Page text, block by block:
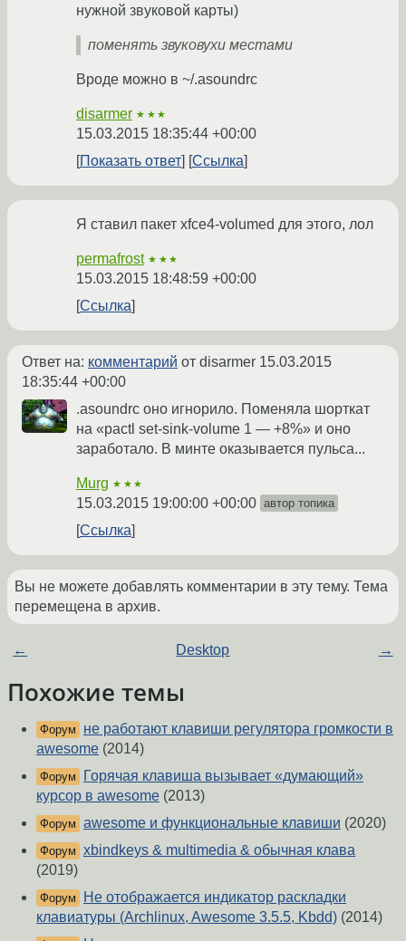
нужной звуковой карты)
поменять звуковухи местами
Вроде можно в ~/.asoundrc
disarmer ★★★
15.03.2015 18:35:44 +00:00
Показать ответ
Ссылка
Я ставил пакет xfce4-volumed для этого, лол
permafrost ★★★
15.03.2015 18:48:59 +00:00
Ссылка
Ответ на: комментарий от disarmer 15.03.2015
18:35:44 +00:00
.asoundrc оно игнорило. Поменяла шорткат
на «pactl set-sink-volume 1 — +8%» и оно
заработало. В минте оказывается пульса...
Murg ★★★
15.03.2015 19:00:00 +00:00 автор топика
Ссылка
Вы не можете добавлять комментарии в эту тему. Тема
перемещена в архив.
← Desktop →
Похожие темы
Форум
не работают клавиши регулятора громкости в
awesome (2014)
Форум
Горячая клавиша вызывает «думающий»
курсор в awesome (2013)
Форум awesome и функциональные клавиши (2020)
Форум xbindkeys & multimedia & обычная клава
(2019)
Форум
Не отображается индикатор раскладки
клавиатуры (Archlinux, Awesome 3.5.5, Kbdd) (2014)